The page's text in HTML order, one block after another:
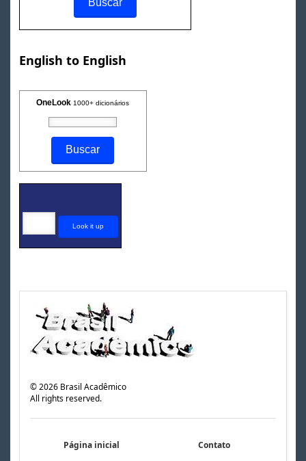
English to English
OneLook 1000+ dicionários
©2026 Brasil Acadêmico
All rights reserved.
Página inicial Contato